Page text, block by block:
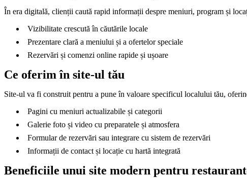
În era digitală, clienții caută rapid informații despre meniuri, program și
Vizibilitate crescută în căutările locale
Prezentare clară a meniului și a ofertelor speciale
Rezervări și comenzi online rapide și ușoare
Ce oferim în site-ul tău
Site-ul va fi construit pentru a pune în valoare specificul localului tău,
Pagini cu meniuri actualizabile și categorii
Galerie foto și video cu preparatele și atmosfera
Formular de rezervări sau integrare cu sistem de rezervări
Informații de contact și locație cu hartă integrată
Beneficiile unui site modern pentru